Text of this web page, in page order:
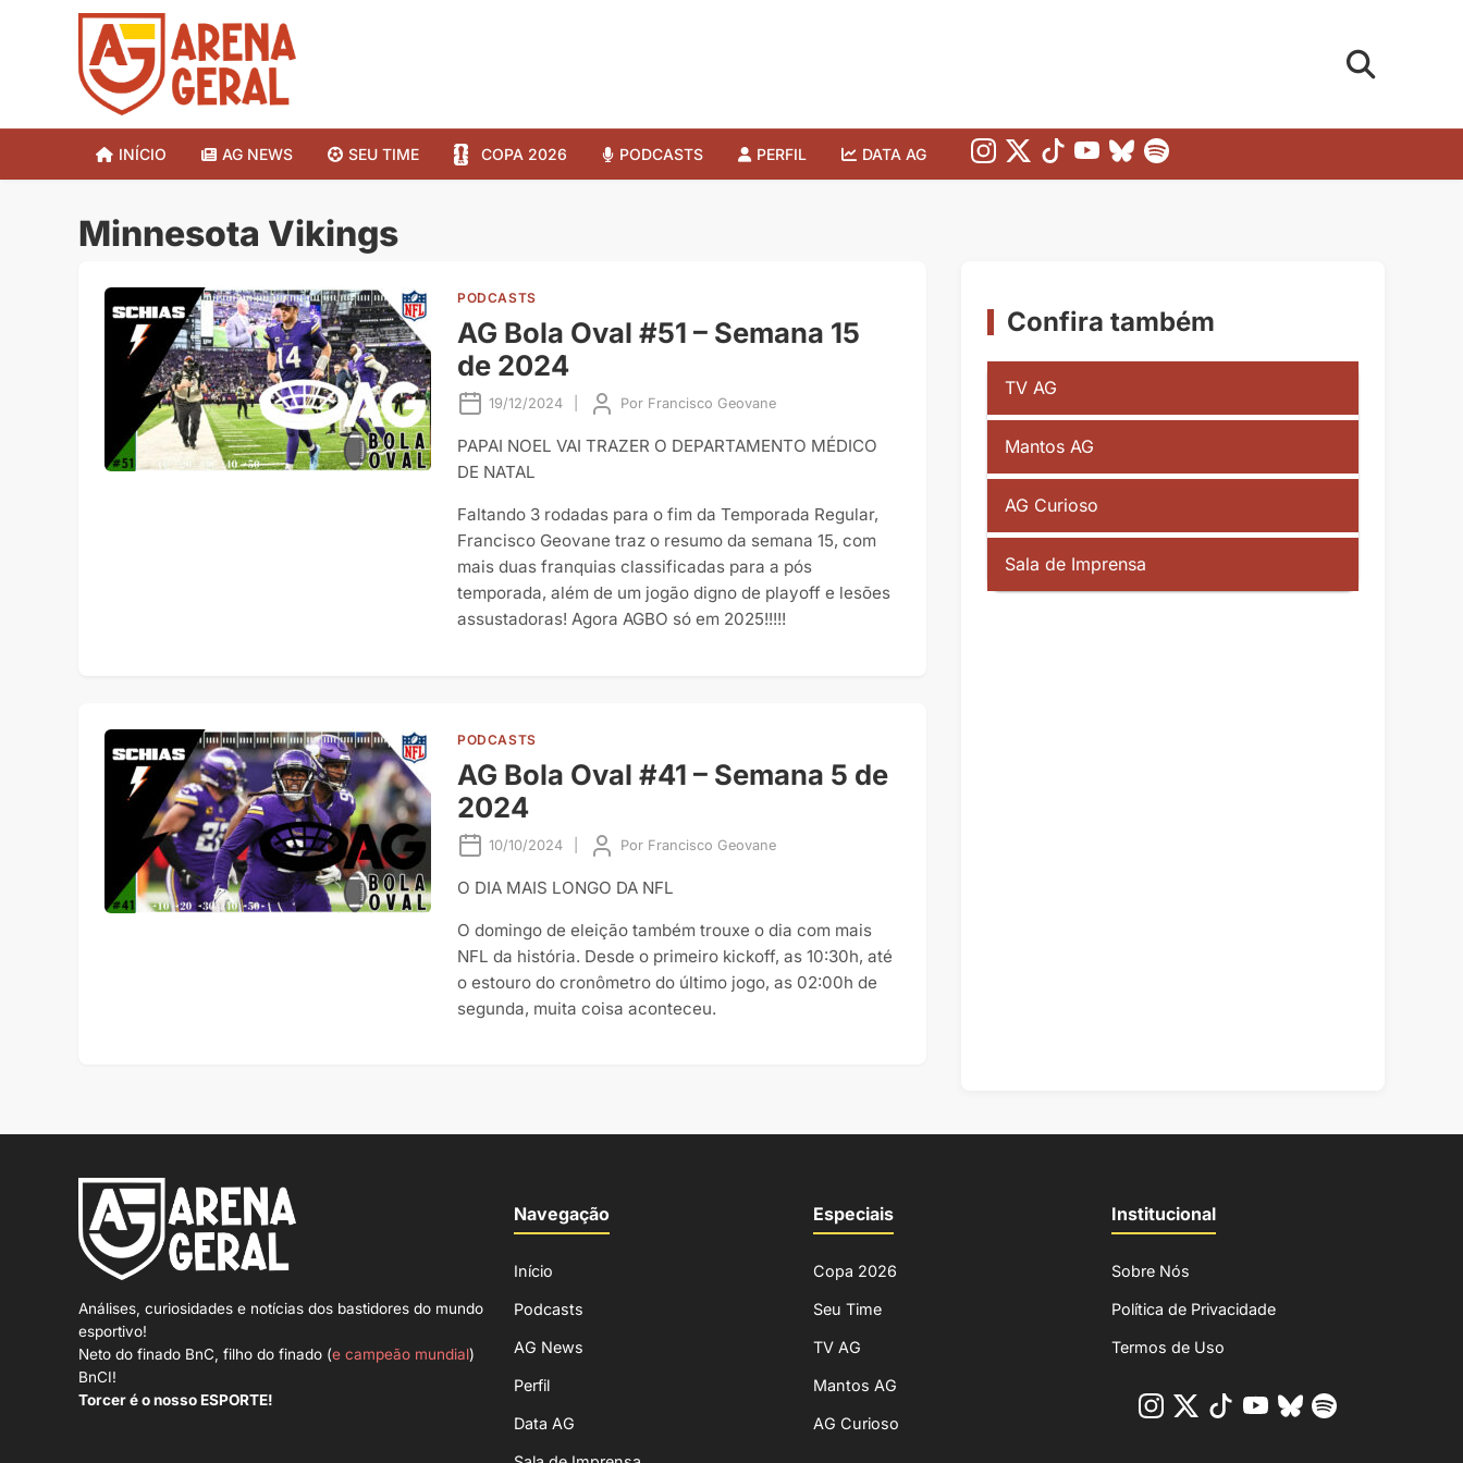
INÍCIO AG NEWS SEU TIME COPA 2026 PODCASTS PERFIL DATA AG
Minnesota Vikings
PODCASTS
AG Bola Oval #51 – Semana 15
de 2024
19/12/2024 Por Francisco Geovane
PAPAI NOEL VAI TRAZER O DEPARTAMENTO MÉDICO
DE NATAL
Faltando 3 rodadas para o fim da Temporada Regular,
Francisco Geovane traz o resumo da semana 15, com
mais duas franquias classificadas para a pós
temporada, além de um jogão digno de playoff e lesões
assustadoras! Agora AGBO só em 2025!!!!!
PODCASTS
AG Bola Oval #41 – Semana 5 de
2024
10/10/2024 Por Francisco Geovane
O DIA MAIS LONGO DA NFL
O domingo de eleição também trouxe o dia com mais
NFL da história. Desde o primeiro kickoff, as 10:30h, até
o estouro do cronômetro do último jogo, as 02:00h de
segunda, muita coisa aconteceu.
Confira também
TV AG
Mantos AG
AG Curioso
Sala de Imprensa
Análises, curiosidades e notícias dos bastidores do mundo
esportivo!
Neto do finado BnC, filho do finado (e campeão mundial)
BnCI!
Torcer é o nosso ESPORTE!
Navegação
Início
Podcasts
AG News
Perfil
Data AG
Especiais
Copa 2026
Seu Time
TV AG
Mantos AG
AG Curioso
Institucional
Sobre Nós
Política de Privacidade
Termos de Uso